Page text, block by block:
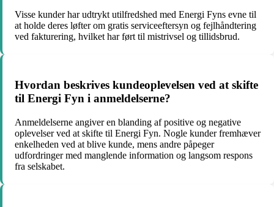
Visse kunder har udtrykt utilfredshed med Energi Fyns evne til
at holde deres løfter om gratis serviceeftersyn og fejlhåndtering
ved fakturering, hvilket har ført til mistrivsel og tillidsbrud.
Hvordan beskrives kundeoplevelsen ved at skifte
til Energi Fyn i anmeldelserne?
Anmeldelserne angiver en blanding af positive og negative
oplevelser ved at skifte til Energi Fyn. Nogle kunder fremhæver
enkelheden ved at blive kunde, mens andre påpeger
udfordringer med manglende information og langsom respons
fra selskabet.